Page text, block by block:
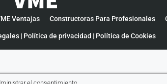
Ventajas Constructoras Para Profesionales
| Política de privacidad | Política de Cookies